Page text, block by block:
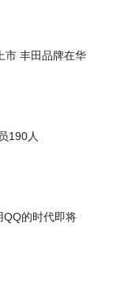
市 丰田品牌在华
190人
QQ的时代即将